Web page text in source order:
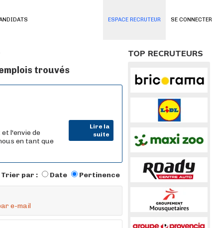
SE CONNECTER
ESPACE RECRUTEUR
trouvés
Lire la
suite
l'envie de
en tant que
Trier par : Date Pertinence
e-mail
TOP RECRUTEURS